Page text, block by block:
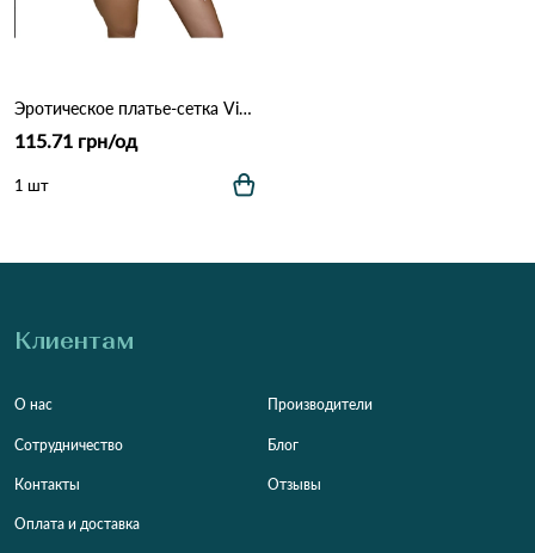
Эротическое платье-сетка Victoria 3003 Розово-фиолетовый
115.71 грн/од
1 шт
Клиентам
О нас
Сотрудничество
Контакты
Оплата и доставка
Производители
Блог
Отзывы